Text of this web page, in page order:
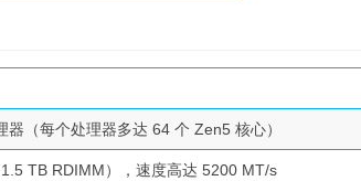
（每个处理器多达 64 个 Zen5 核心）
TB RDIMM），速度高达 5200 MT/s